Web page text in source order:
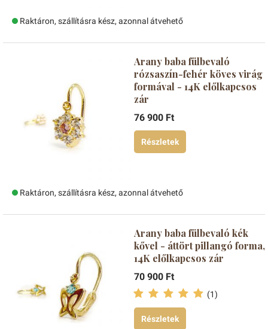
Raktáron, szállításra kész, azonnal átvehető
Arany baba fülbevaló
rózsaszín-fehér köves virág
formával - 14K előlkapcsos
zár
76 900 Ft
Részletek
Raktáron, szállításra kész, azonnal átvehető
Arany baba fülbevaló kék
kővel - áttört pillangó forma,
14K előlkapcsos zár
70 900 Ft
(1)
Részletek